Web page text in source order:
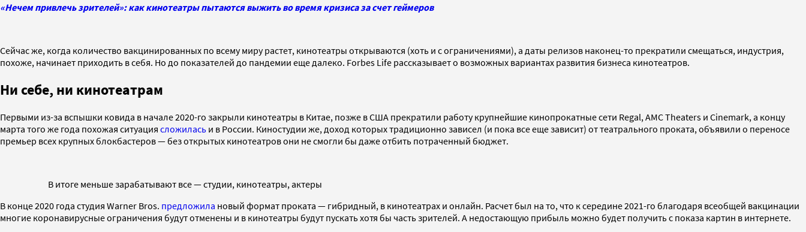
«Нечем привлечь зрителей»: как кинотеатры пытаются выжить во время кризиса за счет геймеров
Сейчас же, когда количество вакцинированных по всему миру растет, кинотеатры открываются (хоть и с ограничениями), а даты релизов наконец-то прекратили смещаться, индустрия,
похоже, начинает приходить в себя. Но до показателей до пандемии еще далеко. Forbes Life рассказывает о возможных вариантах развития бизнеса кинотеатров.
Ни себе, ни кинотеатрам
Первыми из-за вспышки ковида в начале 2020-го закрыли кинотеатры в Китае, позже в США прекратили работу крупнейшие кинопрокатные сети Regal, AMC Theaters и Cinemark, а концу
марта того же года похожая ситуация сложилась и в России. Киностудии же, доход которых традиционно зависел (и пока все еще зависит) от театрального проката, объявили о переносе
премьер всех крупных блокбастеров — без открытых кинотеатров они не смогли бы даже отбить потраченный бюджет.
В итоге меньше зарабатывают все — студии, кинотеатры, актеры
В конце 2020 года студия Warner Bros. предложила новый формат проката — гибридный, в кинотеатрах и онлайн. Расчет был на то, что к середине 2021-го благодаря всеобщей вакцинации
многие коронавирусные ограничения будут отменены и в кинотеатры будут пускать хотя бы часть зрителей. А недостающую прибыль можно будет получить с показа картин в интернете.